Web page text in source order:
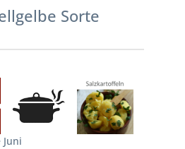
Sorte